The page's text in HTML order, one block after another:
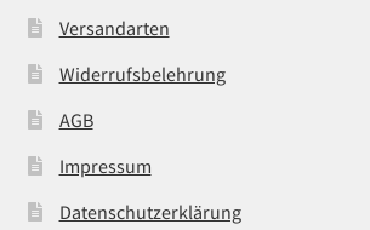
Versandarten
Widerrufsbelehrung
AGB
Impressum
Datenschutzerklärung